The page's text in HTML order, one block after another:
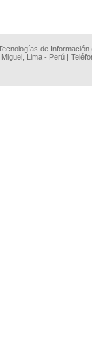
de
Lima - Perú |